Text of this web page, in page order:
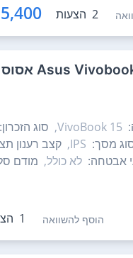
2 הצעות 5,400 ₪ - 5,037 ₪
VivoBook 15, סוג הזכרון:
מסך: IPS, קצב רענון
אבטחה: לא כולל, מודם
הוסף להשוואה 1